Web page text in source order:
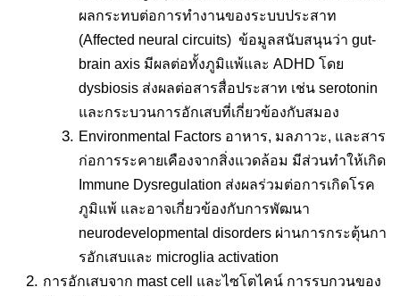
ผลกระทบต่อการทำงานของระบบประสาท
(Affected neural circuits) ข้อมูลสนับสนุนว่า gut-
brain axis มีผลต่อทั้งภูมิแพ้และ ADHD โดย
dysbiosis ส่งผลต่อสารสื่อประสาท เช่น serotonin
และกระบวนการอักเสบที่เกี่ยวข้องกับสมอง
Environmental Factors อาหาร, มลภาวะ, และสาร
ก่อการระคายเคืองจากสิ่งแวดล้อม มีส่วนทำให้เกิด
Immune Dysregulation ส่งผลร่วมต่อการเกิดโรค
ภูมิแพ้ และอาจเกี่ยวข้องกับการพัฒนา
neurodevelopmental disorders ผ่านการกระตุ้นกา
รอักเสบและ microglia activation
การอักเสบจาก mast cell และไซโตไคน์ การรบกวนของ